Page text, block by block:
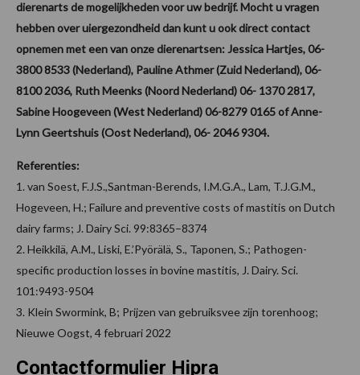
dierenarts de mogelijkheden voor uw bedrijf. Mocht u vragen
hebben over uiergezondheid dan kunt u ook direct contact
opnemen met een van onze dierenartsen: Jessica Hartjes, 06-
3800 8533 (Nederland), Pauline Athmer (Zuid Nederland), 06-
8100 2036, Ruth Meenks (Noord Nederland) 06- 1370 2817,
Sabine Hoogeveen (West Nederland) 06-8279 0165 of Anne-
Lynn Geertshuis (Oost Nederland), 06- 2046 9304.
Referenties:
1. van Soest, F.J.S.,Santman-Berends, I.M.G.A., Lam, T.J.G.M.,
Hogeveen, H.; Failure and preventive costs of mastitis on Dutch
dairy farms; J. Dairy Sci. 99:8365–8374
2. Heikkilä, A.M., Liski, E.’Pyörälä, S., Taponen, S.; Pathogen-
specific production losses in bovine mastitis, J. Dairy. Sci.
101:9493-9504
3. Klein Swormink, B; Prijzen van gebruiksvee zijn torenhoog;
Nieuwe Oogst, 4 februari 2022
Contactformulier Hipra